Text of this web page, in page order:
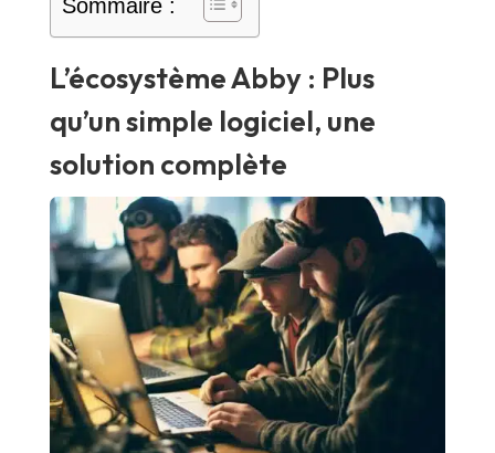
Sommaire :
L’écosystème Abby : Plus
qu’un simple logiciel, une
solution complète